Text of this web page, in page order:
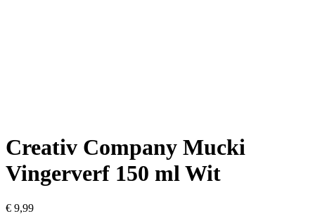
Creativ Company Mucki
Vingerverf 150 ml Wit
€ 9,99